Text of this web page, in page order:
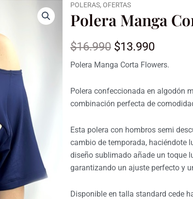
POLERAS, OFERTAS
Polera Manga
$16.990 El
precio
era:
$13.990El
precio
es:
Polera Manga Corta Flowers.
Polera confeccionada en algodón
combinación perfecta de
Esta polera con hombros semi
cambio de temporada, haciéndote
diseño sublimado añade un toque
garantizando un ajuste perfecto y
Disponible en talla standard cede